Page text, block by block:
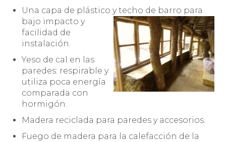
Una capa de plástico y techo de barro para
bajo im pacto y
facilidad de
instalación.
Yeso de cal en las
paredes: respirable y
utiliza poca energía
comparada con
hormigón.
Madera reciclada para paredes y accesorios.
Fuego de madera para la calefacción de la